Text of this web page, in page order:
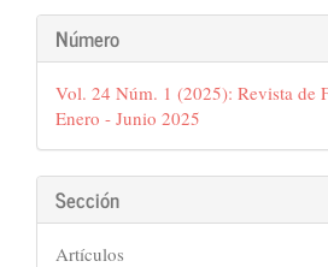
Detalles
del
artículo
Número
Vol. 24 Núm. 1 (2025): Revista de
Enero - Junio 2025
Sección
Artículos